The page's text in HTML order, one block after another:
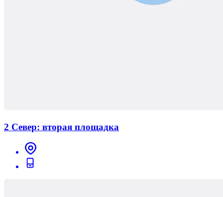
2 Север: вторая площадка